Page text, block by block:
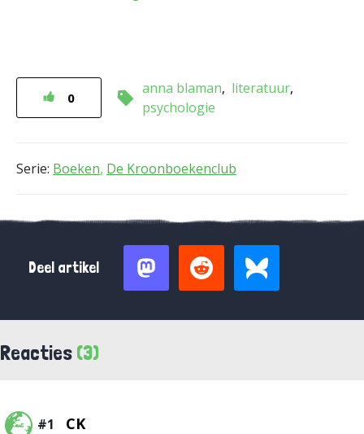
0
anna blaman
literatuur
psychologie
Serie: Boeken, De Kroonboekenclub
Deel artikel
Reacties (3)
#1 CK